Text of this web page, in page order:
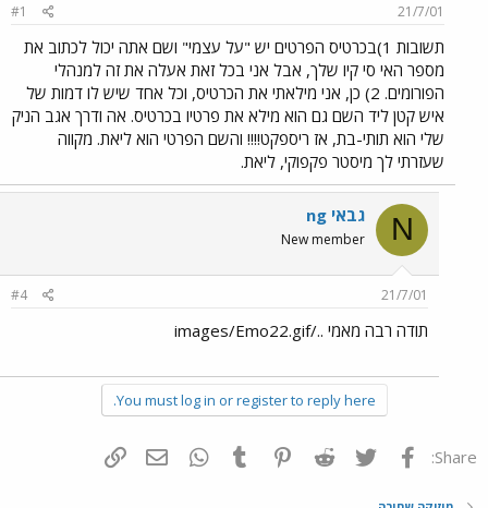
21/7/01
#1
תשובות 1)בכרטיס הפרטים יש "על עצמי" ושם אתה יכול לכתוב את
מספר האי סי קיו שלך, אבל אני בכל זאת אעלה את זה למנהלי
הפורומים. 2) כן, אני מילאתי את הכרטיס, וכל אחד שיש לו דמות של
איש קטן ליד השם גם הוא מילא את פרטיו בכרטיס. אה ודרך אגב הניק
שלי הוא תותי-בת, אז ריספקט!!!! והשם הפרטי הוא ליאת. מקווה
שעזרתי לך מיסטר פקפוקי, ליאת.
N ng גבאי
New member
21/7/01
#4
תודה רבה מאמי ../images/Emo22.gif
You must log in or register to reply here.
Share: פייסבוק Twitter
Reddit
Pinterest
Tumblr
WhatsAppדואר אלקטרוני